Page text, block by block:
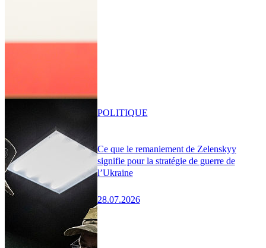
Ce que le remaniement de Zelenskyy
signifie pour la stratégie de guerre de
l’Ukraine
28.07.2026
POLITIQUE